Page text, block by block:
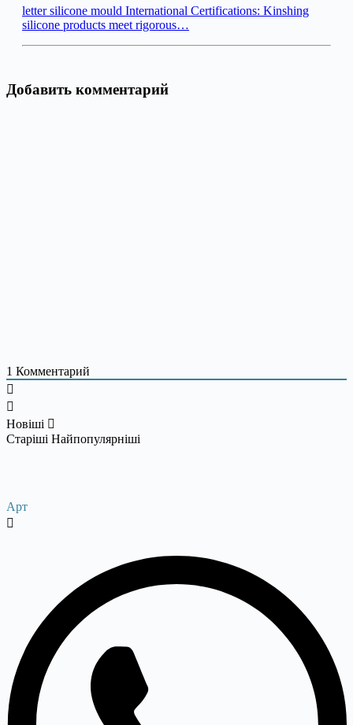
letter silicone mould International Certifications: Kinshing
silicone products meet rigorous…
Добавить комментарий
1 Комментарий
Новіші
Старіші Найпопулярніші
Арт